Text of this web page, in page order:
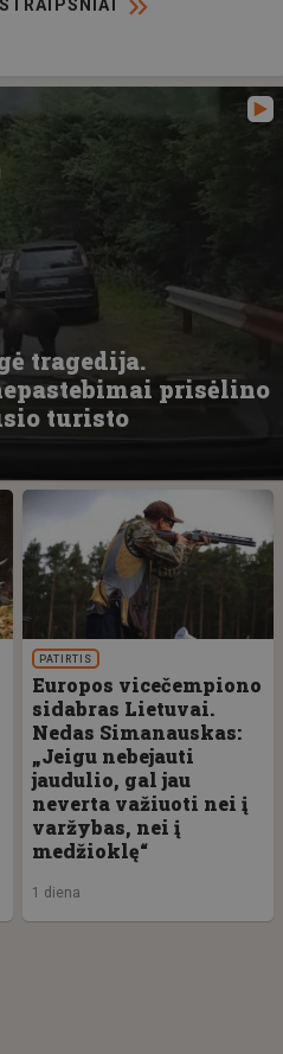
tragedija.
prisėlino
turisto
PATIRTIS
Europos vicečempiono
sidabras Lietuvai.
Nedas Simanauskas:
„Jeigu nebejauti
jaudulio, gal jau
neverta važiuoti nei į
varžybas, nei į
medžioklę“
1 diena